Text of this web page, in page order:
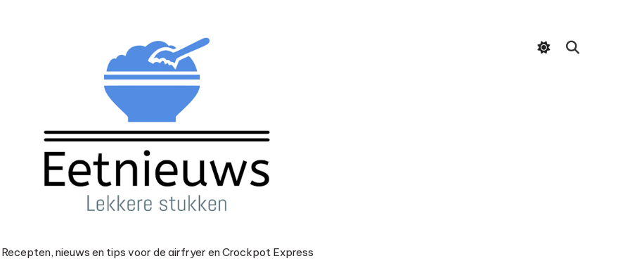
Recepten, nieuws en tips voor de airfryer en Crockpot Express